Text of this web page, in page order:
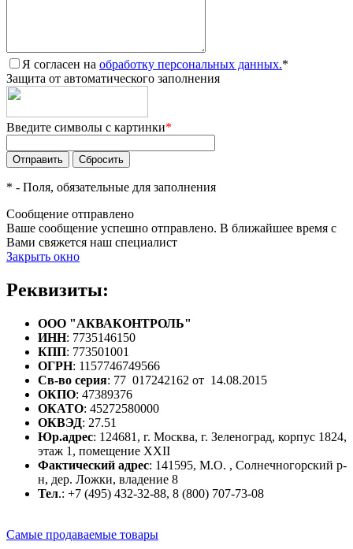
Я согласен на обработку персональных данных.*
Защита от автоматического заполнения
Введите символы с картинки*
* - Поля, обязательные для заполнения
Сообщение отправлено
Ваше сообщение успешно отправлено. В ближайшее время с
Вами свяжется наш специалист
Закрыть окно
Реквизиты:
ООО "АКВАКОНТРОЛЬ"
ИНН: 7735146150
КПП: 773501001
ОГРН: 1157746749566
Св-во серия: 77 017242162 от 14.08.2015
ОКПО: 47389376
ОКАТО: 45272580000
ОКВЭД: 27.51
Юр.адрес: 124681, г. Москва, г. Зеленоград, корпус 1824,
этаж 1, помещение XXII
Фактический адрес: 141595, М.О. , Солнечногорский р-
н, дер. Ложки, владение 8
Тел.: +7 (495) 432-32-88, 8 (800) 707-73-08
Самые продаваемые товары